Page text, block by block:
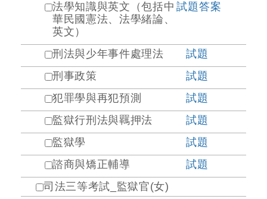
法學知識與英文（包括中
華民國憲法、法學緒論、
英文）
試題答案
刑法與少年事件處理法
試題
刑事政策
試題
犯罪學與再犯預測
試題
監獄行刑法與羈押法
試題
監獄學
試題
諮商與矯正輔導
試題
司法三等考試_監獄官(女)